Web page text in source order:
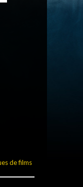
de films